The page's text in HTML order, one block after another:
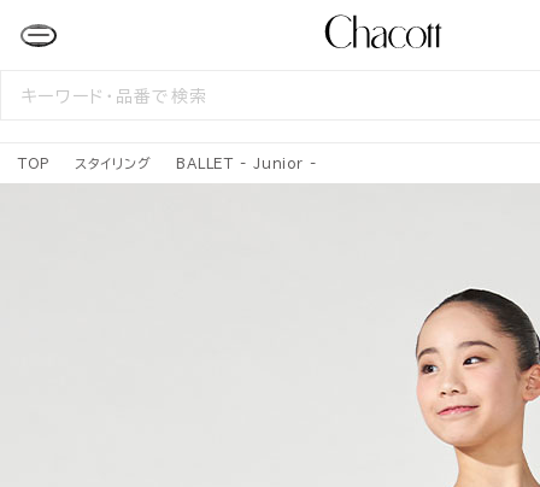
検
TOP スタイリング BALLET - Junior -